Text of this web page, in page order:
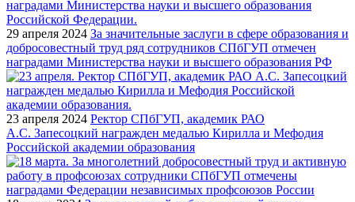
29 апреля 2024 За значительные заслуги в сфере образования и
добросовестный труд ряд сотрудников СПбГУП отмечен
наградами Министерства науки и высшего образования РФ
23 апреля 2024 Ректор СПбГУП, академик РАО
А.С. Запесоцкий награжден медалью Кирилла и Мефодия
Российской академии образования